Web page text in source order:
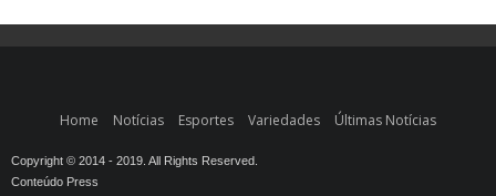
Home Notícias Esportes Variedades Últimas Notícias
Copyright © 2014 - 2019. All Rights Reserved.
Conteúdo Press